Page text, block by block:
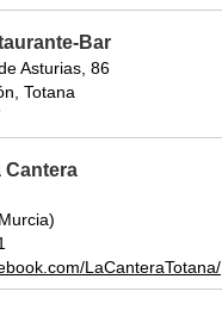
Bar
Asturias, 86
Totana
Cantera
LaCanteraTotana/